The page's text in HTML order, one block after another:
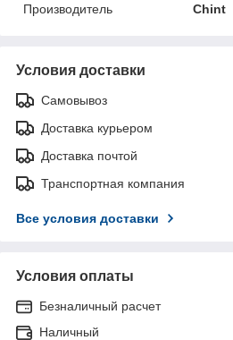
Производитель
Chint
Условия доставки
Самовывоз
Доставка курьером
Доставка почтой
Транспортная компания
Все условия доставки
Условия оплаты
Безналичный расчет
Наличный